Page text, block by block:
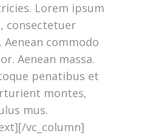
Lorem ipsum
consectetuer
commodo
Aenean massa.
penatibus et
montes,
mus.
vc_column]